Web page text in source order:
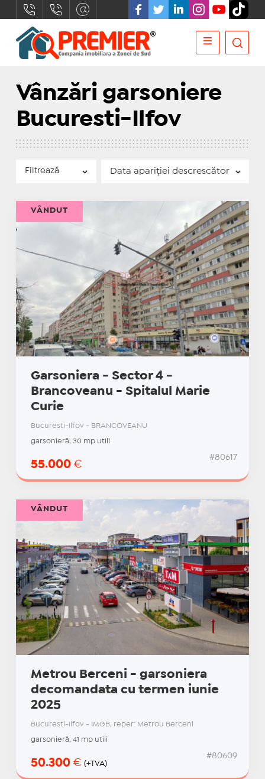
Vânzări garsoniere
Bucuresti-Ilfov
Filtrează
Garsoniera - Sector 4 -
Brancoveanu - Spitalul Marie
Curie
Bucuresti-Ilfov - BRANCOVEANU
garsonieră, 30 mp utili
55.000 €
#80617
VÂNDUT
Metrou Berceni - garsoniera
decomandata cu termen iunie
2025
Bucuresti-Ilfov - IMGB, reper: Metrou Berceni
garsonieră, 41 mp utili
50.300 € (+TVA)
#80609
VÂNDUT